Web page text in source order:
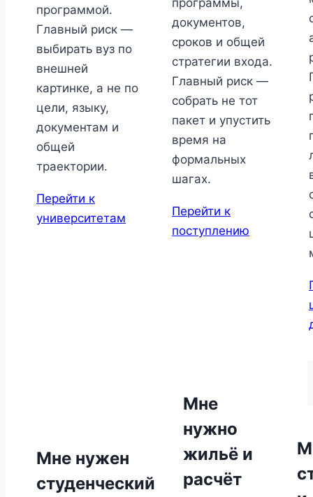
программой.
Главный риск —
выбирать вуз по
внешней
картинке, а не по
цели, языку,
документам и
общей
траектории.
Перейти к
университетам
программы,
документов,
сроков и общей
стратегии входа.
Главный риск —
собрать не тот
пакет и упустить
время на
формальных
шагах.
Перейти к
поступлению
Мне нужен
студенческий
Мне
нужно
жильё и
расчёт